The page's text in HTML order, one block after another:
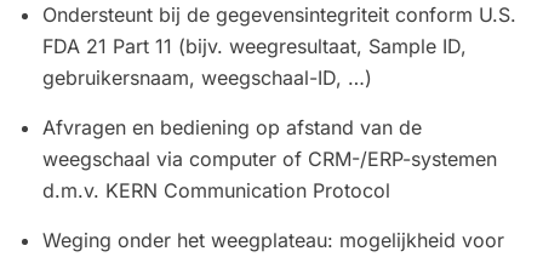
Ondersteunt bij de gegevensintegriteit conform U.S.
FDA 21 Part 11 (bijv. weegresultaat, Sample ID,
gebruikersnaam, weegschaal-ID, …)
Afvragen en bediening op afstand van de
weegschaal via computer of CRM-/ERP-systemen
d.m.v. KERN Communication Protocol
Weging onder het weegplateau: mogelijkheid voor